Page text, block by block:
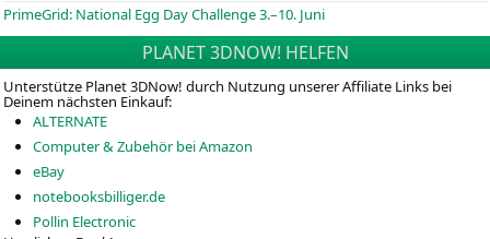
PrimeGrid: National Egg Day Challenge 3.–10. Juni
PLANET 3DNOW! HELFEN
Unterstütze Planet 3DNow! durch Nutzung unserer Affiliate Links bei
Deinem nächsten Einkauf:
ALTERNATE
Computer & Zubehör bei Amazon
eBay
notebooksbilliger.de
Pollin Electronic